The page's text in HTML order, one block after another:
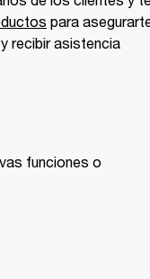
para
recibir asistencia
funciones o